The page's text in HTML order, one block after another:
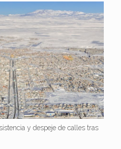
y despeje de calles tras